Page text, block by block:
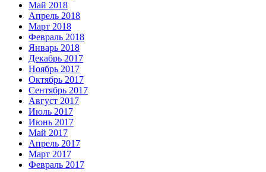
Май 2018
Апрель 2018
Март 2018
Февраль 2018
Январь 2018
Декабрь 2017
Ноябрь 2017
Октябрь 2017
Сентябрь 2017
Август 2017
Июль 2017
Июнь 2017
Май 2017
Апрель 2017
Март 2017
Февраль 2017